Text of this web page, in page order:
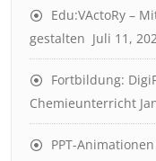
Edu:VActoRy –
gestalten Juli 11,
Fortbildung:
Chemieunterricht
PPT-Animationen